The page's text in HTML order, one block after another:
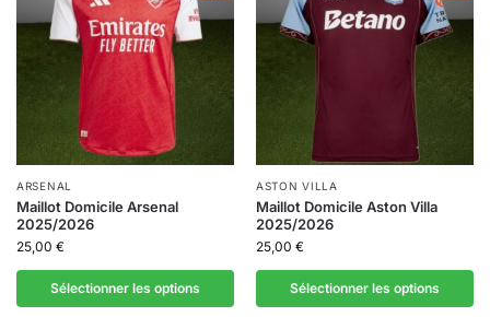
ARSENAL
Maillot Domicile Arsenal
2025/2026
25,00 €
Sélectionner les options
ASTON VILLA
Maillot Domicile Aston Villa
2025/2026
25,00 €
Sélectionner les options